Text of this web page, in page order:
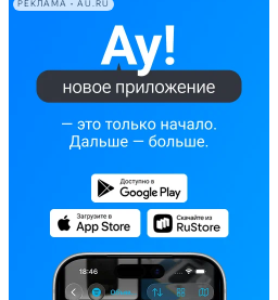
РЕКЛАМА • AU.RU